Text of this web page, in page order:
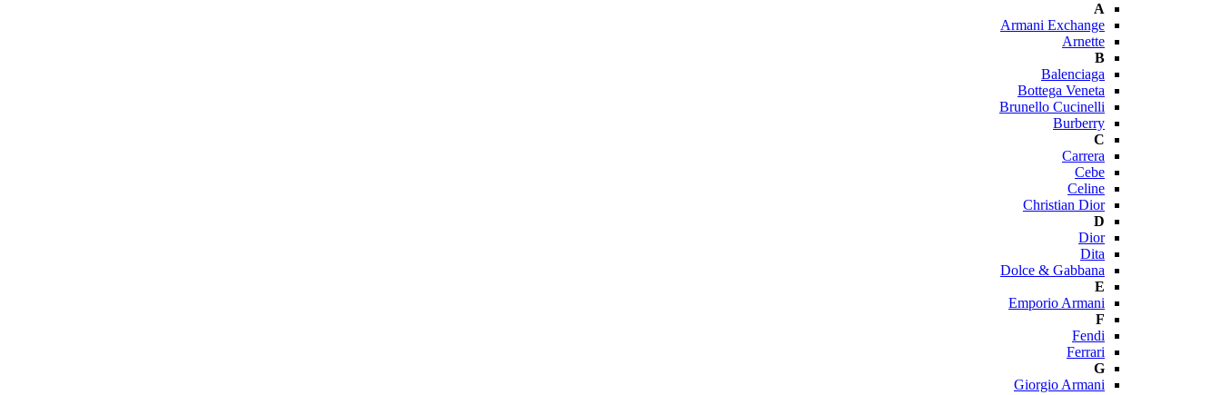
A
Armani Exchange
Arnette
B
Balenciaga
Bottega Veneta
Brunello Cucinelli
Burberry
C
Carrera
Cebe
Celine
Christian Dior
D
Dior
Dita
Dolce & Gabbana
E
Emporio Armani
F
Fendi
Ferrari
G
Giorgio Armani